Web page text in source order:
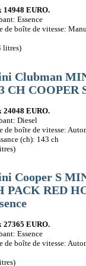
14948 EURO.
Essence
de boîte de vitesse:
litres)
Clubman
CH COOPER
24048 EURO.
Diesel
de boîte de vitesse:
(ch): 143 ch
Cooper S
PACK RED
27365 EURO.
Essence
de boîte de vitesse: